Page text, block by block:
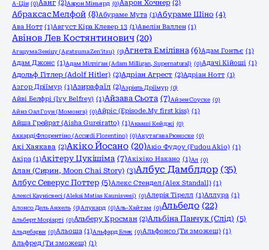
А-Цін (0)Аанг (2)Аарон Міньярд (0)Аарон Хочнер (2)
Абраксас Мелфой (8)Абураме Мута (1)Абураме Шіно (4)
Ава Нотт (1)Август Кіра Клевер 13 (1)Авелін Валлен (1)
Авінов Лев Костянтинович (20)
Агацума Зеніцу (Agatsuma Zen'itsu) (0)Агнета Емілівна (6)Адам Гонтьє (1)
Адам Джонс (1)Адам Мілліґан (Adam Milligan, Supernatural) (0)Адачі Кійоші (1)
Адольф Гітлер (Adolf Hitler) (2)Адріан Агрест (2)Адріан Нотт (1)
Азгор Дріїмур (1)Азирафаїл (2)Азріель Дріїмур (0)
Айві Белфрі (Ivy Belfrey) (1)Айзава Сьота (7)Айзен Соуске (0)
Айнз Оал Гоун (Момонга) (0)Айріс (Episode.My first kiss) (1)
Айша Грейрат (Aisha Gureiratto) (1)Акааші Кейджі (0)
Аккарді Флорентіно (Accardi Florentino) (0)Акутаґава Рюноске (0)
Акі Хаякава (2)Акіко Йосано (20)Акіо Фудоу (Fudou Akio) (1)
Акіра (1)Акітеру Цукішіма (7)Акіхіко Накано (1)Ал (0)
Алан (Сирин, Moon Chai Story) (3)Албус Дамблдор (35)
Албус Северус Поттер (5)Алекс Стендел (Alex Standall) (1)
Алексі Каунісвесі (Aleksi Matias Kaunisvesi) (0)Алерія Тірелл (1)Аллура (1)
Алонсо Дель Анхель (0)Алукард (0)Аль-Хайтам (0)Альбедо (22)
Альберт Моріарті (0)Альберу Кросман (2)Альбіна Панчук (Слід) (5)
Альдебаран (0)Альоша (1)Альфард Блек (0)Альфонсо (Ти зможеш) (1)
Альфред (Ти зможеш) (1)